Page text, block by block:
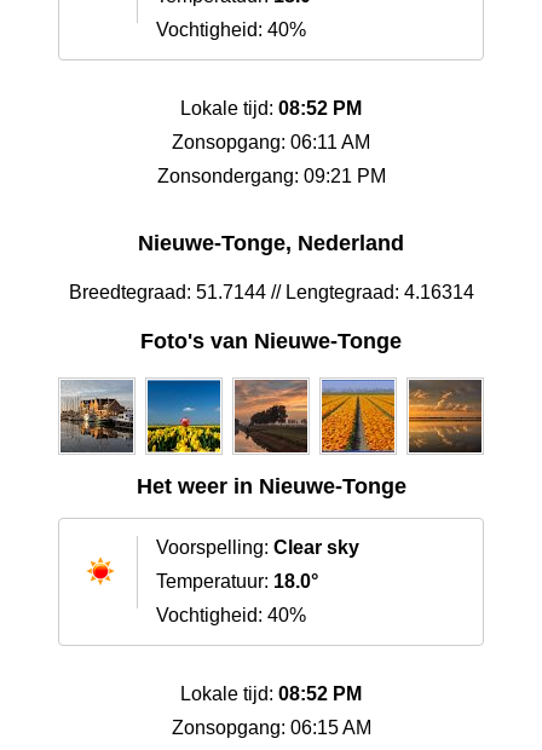
Vochtigheid: 40%
Lokale tijd: 08:52 PM
Zonsopgang: 06:11 AM
Zonsondergang: 09:21 PM
Nieuwe-Tonge, Nederland
Breedtegraad: 51.7144 // Lengtegraad: 4.16314
Foto's van Nieuwe-Tonge
Het weer in Nieuwe-Tonge
Voorspelling: Clear sky
Temperatuur: 18.0°
Vochtigheid: 40%
Lokale tijd: 08:52 PM
Zonsopgang: 06:15 AM